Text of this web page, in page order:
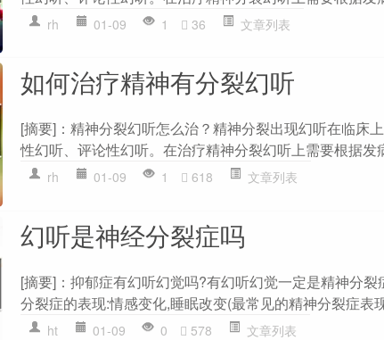
rh 01-09 1 36 文章列表
如何治疗精神有分裂幻听
[摘要]：精神分裂幻听怎么治？精神分裂出现幻听在临床
性幻听、评论性幻听。在治疗精神分裂幻听上需要根据发
rh 01-09 1 618 文章列表
幻听是神经分裂症吗
[摘要]：抑郁症有幻听幻觉吗?有幻听幻觉一定是精神分
分裂症的表现:情感变化,睡眠改变(最常见的精神分裂症表
ht 01-09 0 578 文章列表